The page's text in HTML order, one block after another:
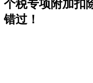
个税专项附加扣
错过！